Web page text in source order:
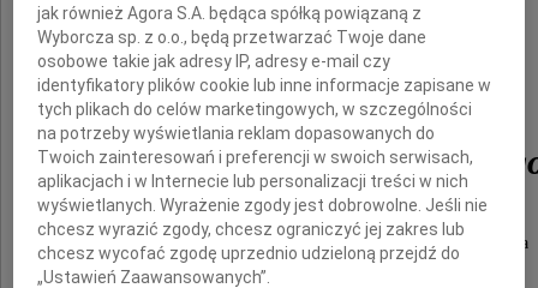
doktora
Wojciecha
wspaniałego lekarza i szlachetnego Człowieka
jak również Agora S.A. będąca spółką powiązaną z
Wyborcza sp. z o.o., będą przetwarzać Twoje dane
osobowe takie jak adresy IP, adresy e-mail czy
identyfikatory plików cookie lub inne informacje zapisane w
tych plikach do celów marketingowych, w szczególności
na potrzeby wyświetlania reklam dopasowanych do
Twoich zainteresowań i preferencji w swoich serwisach,
aplikacjach i w Internecie lub personalizacji treści w nich
wyświetlanych. Wyrażenie zgody jest dobrowolne. Jeśli nie
chcesz wyrazić zgody, chcesz ograniczyć jej zakres lub
chcesz wycofać zgodę uprzednio udzieloną przejdź do
„Ustawień Zaawansowanych”.